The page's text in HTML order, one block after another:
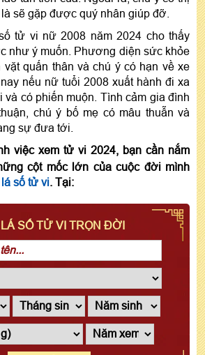
sẽ gặp được quý nhân giúp đỡ.
tử vi nữ 2008 năm 2024 cho thấy
như ý muốn. Phương diện sức khỏe
quấn thân và chú ý có hạn về xe
nếu nữ tuổi 2008 xuất hành đi xa
và có phiến muộn. Tình cảm gia đình
chú ý bố mẹ có mâu thuẫn và
sự đưa tới.
việc xem tử vi 2024, bạn cần nắm
cột mốc lớn của cuộc đời mình
lá số tử vi. Tại:
SỐ TỬ VI TRỌN ĐỜI